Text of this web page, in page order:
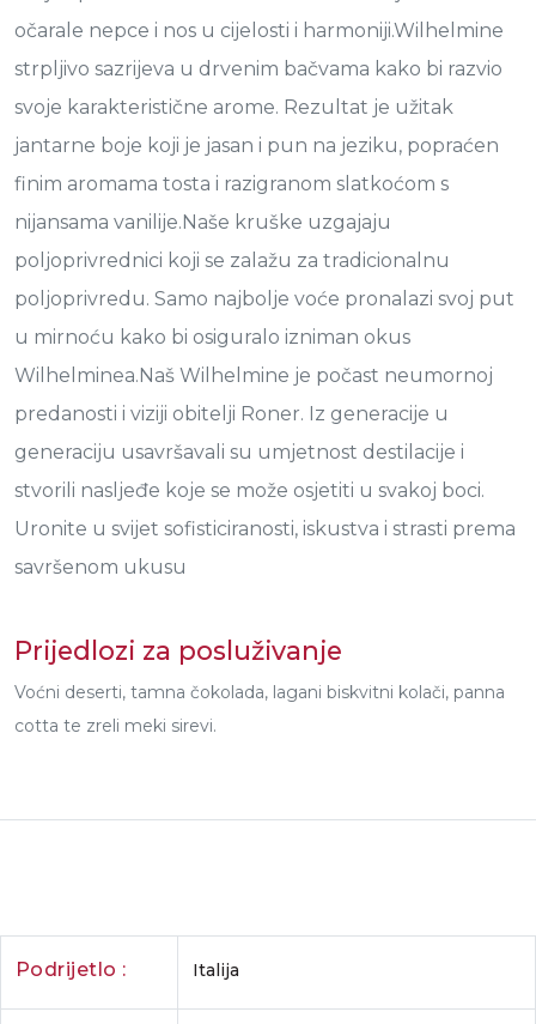
očarale nepce i nos u cijelosti i harmoniji.Wilhelmine
strpljivo sazrijeva u drvenim bačvama kako bi razvio
svoje karakteristične arome. Rezultat je užitak
jantarne boje koji je jasan i pun na jeziku, popraćen
finim aromama tosta i razigranom slatkoćom s
nijansama vanilije.Naše kruške uzgajaju
poljoprivrednici koji se zalažu za tradicionalnu
poljoprivredu. Samo najbolje voće pronalazi svoj put
u mirnoću kako bi osiguralo izniman okus
Wilhelminea.Naš Wilhelmine je počast neumornoj
predanosti i viziji obitelji Roner. Iz generacije u
generaciju usavršavali su umjetnost destilacije i
stvorili nasljeđe koje se može osjetiti u svakoj boci.
Uronite u svijet sofisticiranosti, iskustva i strasti prema
savršenom ukusu
Prijedlozi za posluživanje
Voćni deserti, tamna čokolada, lagani biskvitni kolači, panna
cotta te zreli meki sirevi.
Podrijetlo : Italija